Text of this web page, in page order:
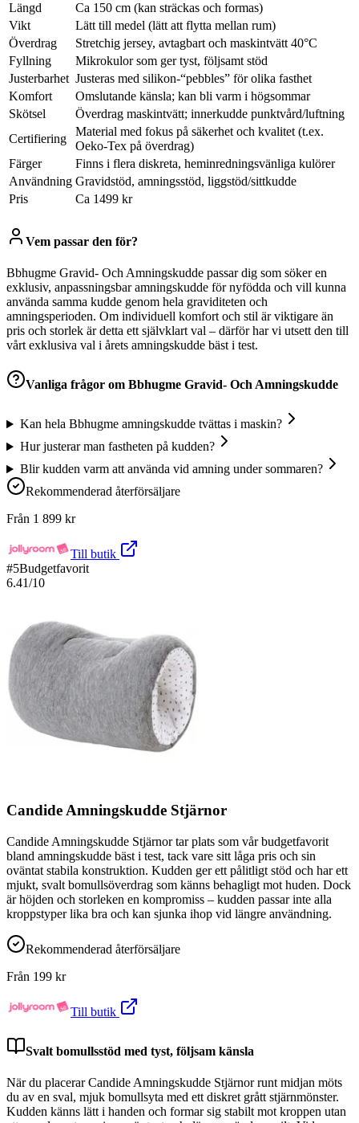
Längd
Ca 150 cm (kan sträckas och formas)
Vikt
Lätt till medel (lätt att flytta mellan rum)
Överdrag
Stretchig jersey, avtagbart och maskintvätt 40°C
Fyllning
Mikrokulor som ger tyst, följsamt stöd
Justerbarhet Justeras med silikon-“pebbles” för olika fasthet
Komfort
Omslutande känsla; kan bli varm i högsommar
Skötsel
Överdrag maskintvätt; innerkudde punktvård/luftning
Certifiering
Material med fokus på säkerhet och kvalitet (t.ex.
Oeko-Tex på överdrag)
Färger
Finns i flera diskreta, heminredningsvänliga kulörer
Användning Gravidstöd, amningsstöd, liggstöd/sittkudde
Pris
Ca 1499 kr
Vem passar den för?
Bbhugme Gravid- Och Amningskudde passar dig som söker en
exklusiv, anpassningsbar amningskudde för nyfödda och vill kunna
använda samma kudde genom hela graviditeten och
amningsperioden. Om individuell komfort och stil är viktigare än
pris och storlek är detta ett självklart val – därför har vi utsett den till
vårt exklusiva val i årets amningskudde bäst i test.
Vanliga frågor om Bbhugme Gravid- Och Amningskudde
Kan hela Bbhugme amningskudde tvättas i maskin?
Hur justerar man fastheten på kudden?
Blir kudden varm att använda vid amning under sommaren?
Rekommenderad återförsäljare
Från 1 899 kr
Till butik
#5Budgetfavorit
6.41/10
Candide Amningskudde Stjärnor
Candide Amningskudde Stjärnor tar plats som vår budgetfavorit
bland amningskudde bäst i test, tack vare sitt låga pris och sin
oväntat stabila konstruktion. Kudden ger ett pålitligt stöd och har ett
mjukt, svalt bomullsöverdrag som känns behagligt mot huden. Dock
är höjden och storleken en kompromiss – kudden passar inte alla
kroppstyper lika bra och kan sjunka ihop vid längre användning.
Rekommenderad återförsäljare
Från 199 kr
Till butik
Svalt bomullsstöd med tyst, följsam känsla
När du placerar Candide Amningskudde Stjärnor runt midjan möts
du av en sval, mjuk bomullsyta med ett diskret grått stjärnmönster.
Kudden känns lätt i handen och formar sig stabilt mot kroppen utan